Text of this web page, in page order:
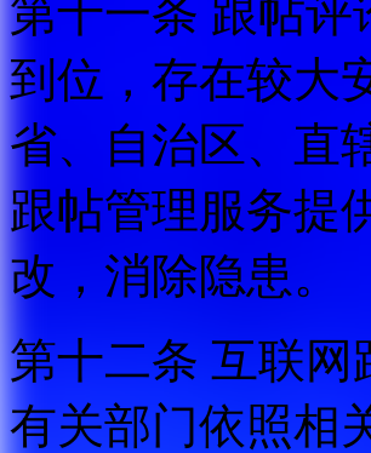
第十一条 跟帖
到位，存在较大
省、自治区、直
跟帖管理服务提
改，消除隐患。
第十二条 互联
有关部门依照相